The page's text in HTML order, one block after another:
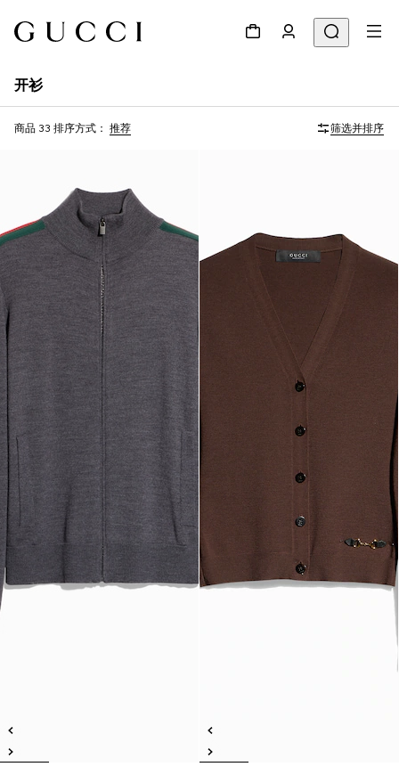
开衫
商品 33 排序方式： 推荐 筛选并排序